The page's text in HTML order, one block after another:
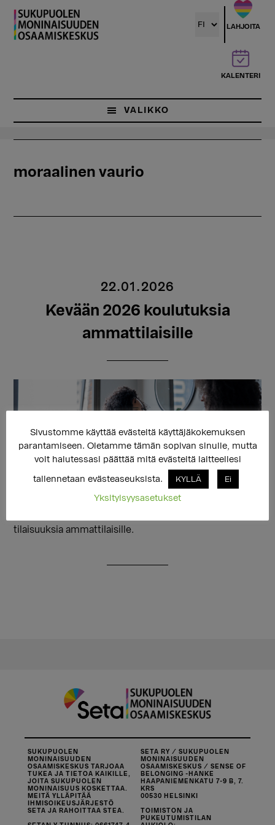
Hyppää
pääsisältöön
LAHJOITA
KALENTERI
VALIKKO
moraalinen vaurio
22.01.2026
Kevään 2026 koulutuksia
ammattilaisille
Sukupuolen moninaisuuden osaamiskeskus (SMOK) ja
tilaisuuksia ammattilaisille.
SUKUPUOLEN
MONINAISUUDEN
OSAAMISKESKUS TARJOAA
TUKEA JA TIETOA KAIKILLE,
JOITA SUKUPUOLEN
MONINAISUUS KOSKETTAA.
MEITÄ YLLÄPITÄÄ
IHMISOIKEUSJÄRJESTÖ
SETA JA RAHOITTAA STEA.
SETA RY / SUKUPUOLEN
MONINAISUUDEN
OSAAMISKESKUS / SENSE OF
BELONGING -HANKE
HAAPANIEMENKATU 7-9 B, 7.
KRS
00530 HELSINKI
TOIMISTON JA
PUKEUTUMISTILAN
Sivustomme käyttää evästeitä käyttäjäkokemuksen
parantamiseen. Oletamme tämän sopivan sinulle, mutta
voit halutessasi päättää mitä evästeitä laitteellesi
tallennetaan evästeaseuksista. KYLLÄ Ei
Yksityisyysasetukset